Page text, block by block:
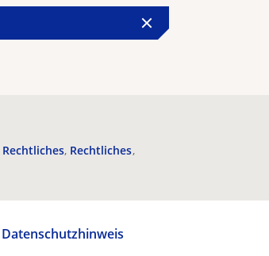
Rechtliches Rechtliches
Datenschutzhinweis